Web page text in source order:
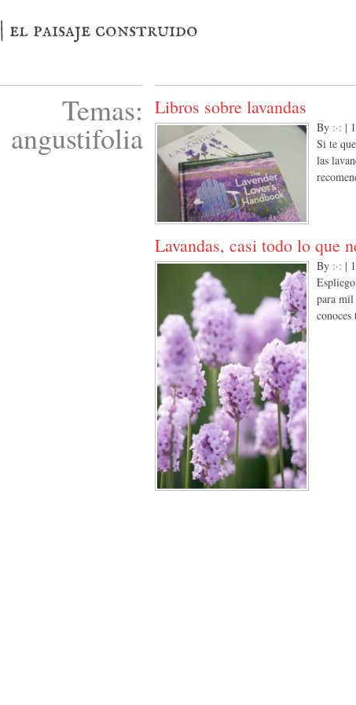
| el paisaje construido
Temas:
angustifolia
Libros sobre lavandas
By :·: |
Si te
las
Lavandas, casi todo lo que
By :·: |
para mil
conoces